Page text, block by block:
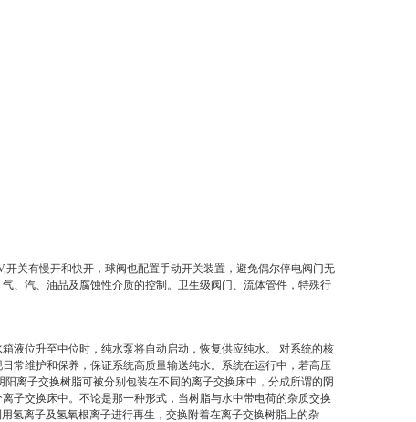
开关有慢开和快开，球阀也配置手动开关装置，避免偶尔停电阀门无
、汽、油品及腐蚀性介质的控制。卫生级阀门、流体管件，特殊行
液位升至中位时，纯水泵将自动启动，恢复供应纯水。 对系统的核
维护和保养，保证系统高质量输送纯水。系统在运行中，若高压
离子交换树脂可被分别包装在不同的离子交换床中，分成所谓的阴
子交换床中。不论是那一种形式，当树脂与水中带电荷的杂质交换
氢离子及氢氧根离子进行再生，交换附着在离子交换树脂上的杂